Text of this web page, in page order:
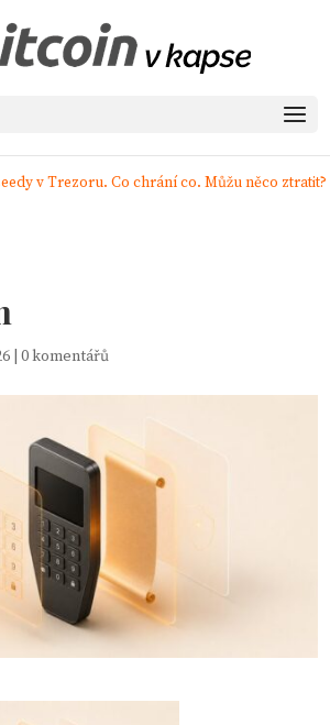
v Trezoru. Co chrání co. Můžu něco ztratit?
|0 komentářů